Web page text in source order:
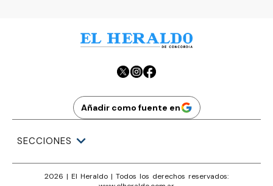
Añadir como fuente en
SECCIONES
2026 | El Heraldo | Todos los derechos reservados: